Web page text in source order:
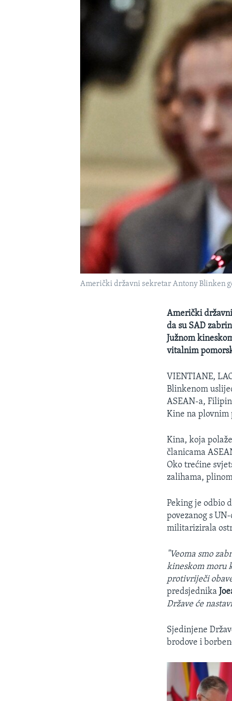
Američki državni sekretar Antony Blinken
Američki
da su SAD
Južnom
vitalnim
VIENTIANE,
Blinkenom
ASEAN-a,
Kine na plovnim
Kina, koja
članicama
Oko trećine
zalihama,
Peking je odbio
povezanog s
militarizirala
"Veoma smo
kineskom moru
protivriječi
predsjednika
Države će
Sjedinjene
brodove i